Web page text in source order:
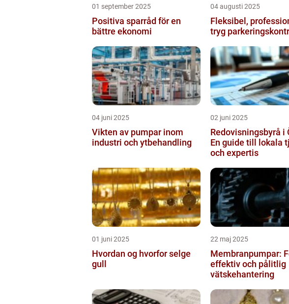
01 september 2025
Positiva sparråd för en
bättre ekonomi
04 augusti 2025
Fleksibel,
tryg
04 juni 2025
Vikten av pumpar inom
industri och ytbehandling
02 juni 2025
Redovisningsbyrå i
En guide till lokala
och expertis
01 juni 2025
Hvordan og hvorfor selge
gull
22 maj 2025
Membranpumpar:
effektiv och pålitlig
vätskehantering